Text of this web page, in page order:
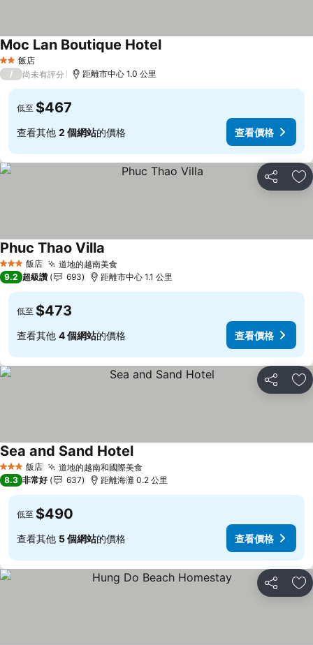
2 星級飯店
Moc Lan Boutique Hotel
/ 尚未有評分 距離市中心 1.0 公里
低至 $467
查看其他 2 個網站的價格 查看價格
分享 加
3 星級 飯店 道地的越南美食
Phuc Thao Villa
9.2 超級讚 693 距離市中心 1.1 公里
低至 $473
查看其他 4 個網站的價格 查看價格
分享 加
3 星級 飯店 道地的越南和國際美食
Sea and Sand Hotel
8.3 非常好 637 距離海灘 0.2 公里
低至 $490
查看其他 5 個網站的價格 查看價格
分享 加